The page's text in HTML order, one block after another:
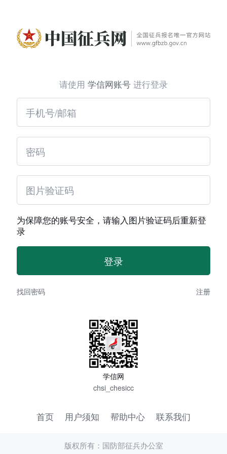
请使用 学信网账号 进行登录
为保障您的账号安全，请输入图片验证码后重新登
录
找回密码 注册
学信网
chsi_chesicc
首页 用户须知 帮助中心 联系我们
版权所有：国防部征兵办公室